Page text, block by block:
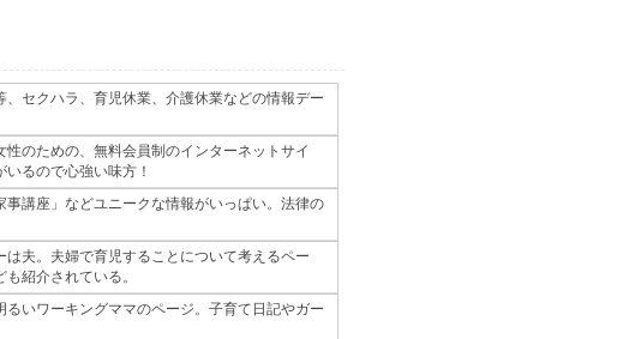
セクハラ、育児休業、介護休業などの情報デー
のための、無料会員制のインターネットサイ
るので心強い味方！
事講座」などユニークな情報がいっぱい。法律の
夫。夫婦で育児することについて考えるペー
紹介されている。
るいワーキングママのページ。子育て日記やガー